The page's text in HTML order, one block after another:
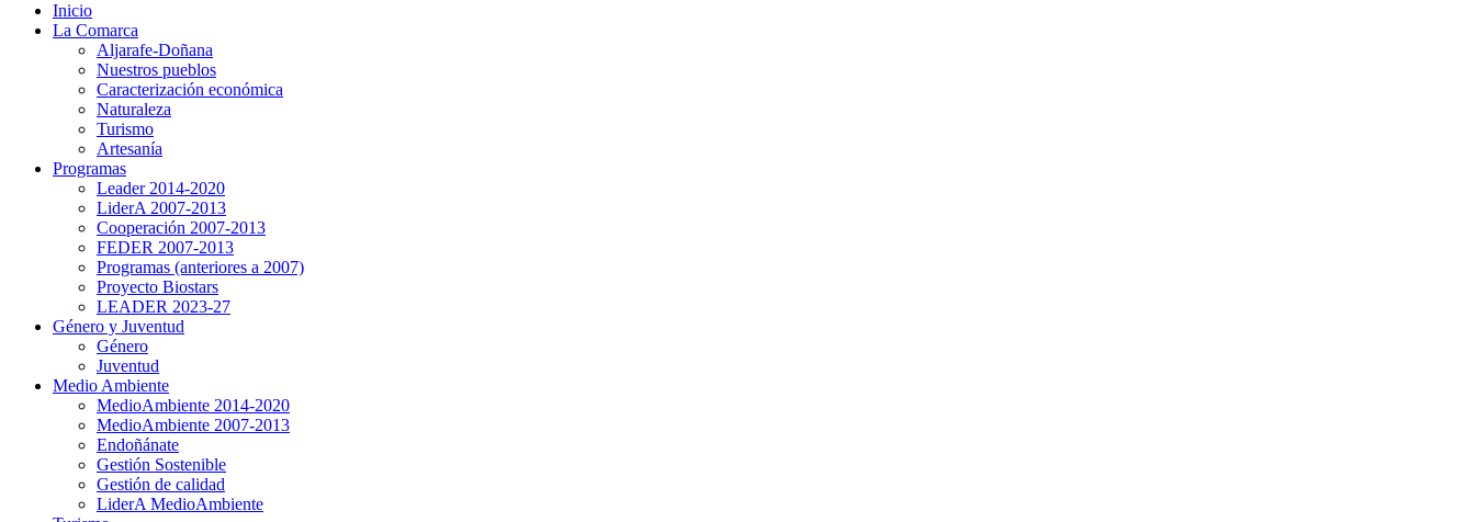
Inicio
La Comarca
Aljarafe-Doñana
Nuestros pueblos
Caracterización económica
Naturaleza
Turismo
Artesanía
Programas
Leader 2014-2020
LiderA 2007-2013
Cooperación 2007-2013
FEDER 2007-2013
Programas (anteriores a 2007)
Proyecto Biostars
LEADER 2023-27
Género y Juventud
Género
Juventud
Medio Ambiente
MedioAmbiente 2014-2020
MedioAmbiente 2007-2013
Endoñánate
Gestión Sostenible
Gestión de calidad
LiderA MedioAmbiente